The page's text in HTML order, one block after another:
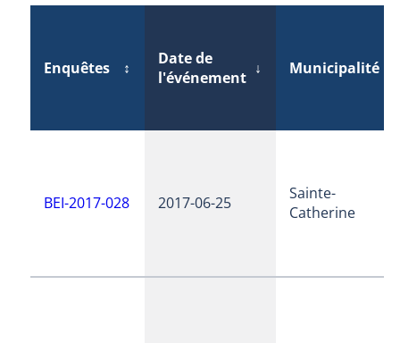
Enquêtes ↕
Date de
l'événement ↓ Municipalité
BEI-2017-028 2017-06-25
Sainte-
Catherine